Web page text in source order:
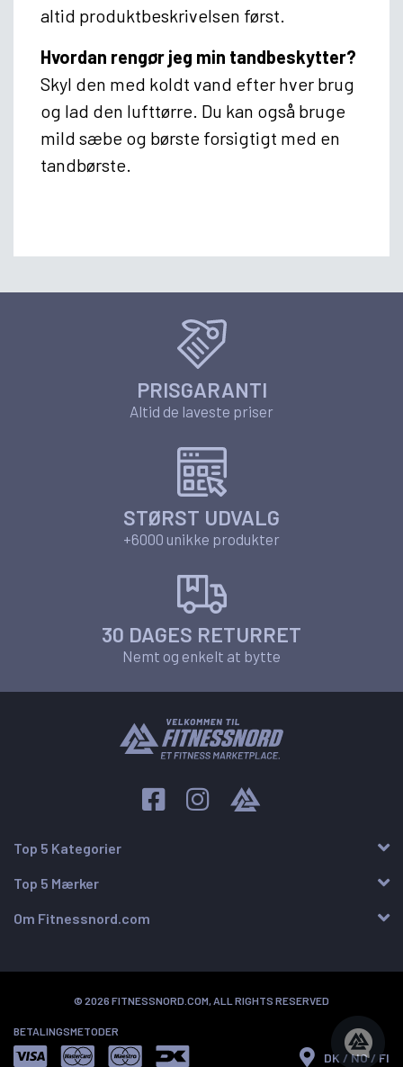
altid produktbeskrivelsen først.
Hvordan rengør jeg min tandbeskytter?
Skyl den med koldt vand efter hver brug
og lad den lufttørre. Du kan også bruge
mild sæbe og børste forsigtigt med en
tandbørste.
PRISGARANTI
Altid de laveste priser
STØRST UDVALG
+6000 unikke produkter
30 DAGES RETURRET
Nemt og enkelt at bytte
Top 5 Kategorier
Top 5 Mærker
Om Fitnessnord.com
© 2026 FITNESSNORD.COM, ALL RIGHTS RESERVED
BETALINGSMETODER
DK / NO / FI